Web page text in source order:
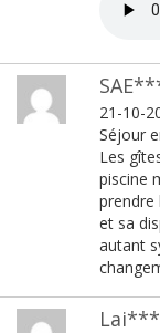
21-10-
Séjour
Les
piscine
prendre
et sa
autant